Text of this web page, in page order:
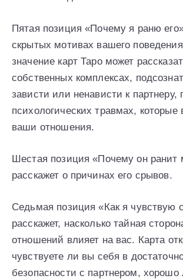
Пятая позиция «Почему я раню
скрытых мотивах вашего
значение карт Таро может
собственных комплексах,
зависти или ненависти к
психологических травмах, которые
ваши отношения.
Шестая позиция «Почему он ранит
расскажет о причинах его срывов.
Седьмая позиция «Как я чувствую
расскажет, насколько тайная
отношений влияет на вас. Карта
чувствуете ли вы себя в
безопасности с партнером,